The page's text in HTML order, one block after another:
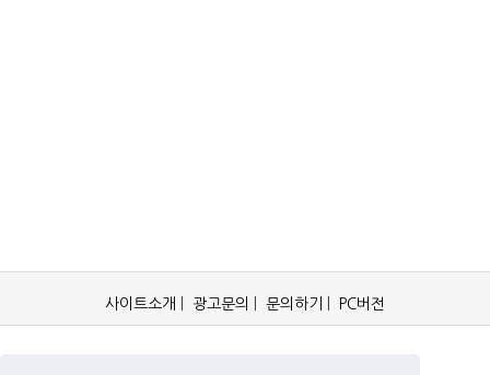
사이트소개 광고문의 문의하기 PC버전